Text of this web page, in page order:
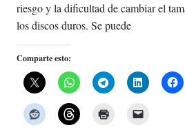
riesgo y la dificultad de cambiar el
los discos duros. Se puede
Comparte esto: